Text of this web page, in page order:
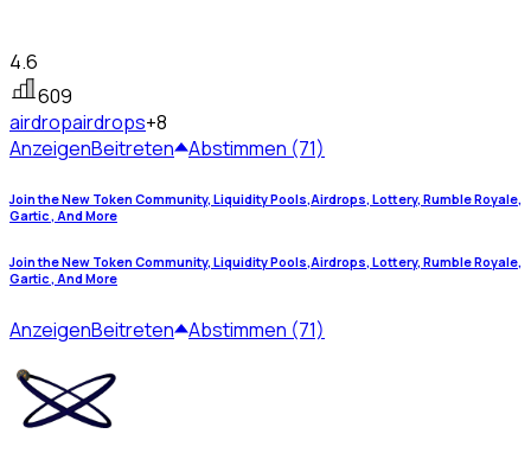
4.6
609
airdropairdrops+8
AnzeigenBeitreten Abstimmen (71)
Join the New Token Community, Liquidity Pools,Airdrops, Lottery, Rumble Royale,
Gartic , And More
Join the New Token Community, Liquidity Pools,Airdrops, Lottery, Rumble Royale,
Gartic , And More
AnzeigenBeitreten Abstimmen (71)